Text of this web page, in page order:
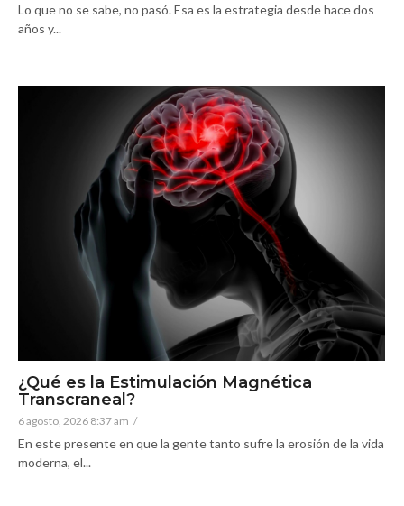
Lo que no se sabe, no pasó. Esa es la estrategia desde hace dos
años y...
¿Qué es la Estimulación Magnética
Transcraneal?
6 agosto, 2026 8:37 am /
En este presente en que la gente tanto sufre la erosión de la vida
moderna, el...